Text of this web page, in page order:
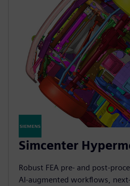
Simcenter
Robust FEA pre‑ and
AI‑augmented workflows,